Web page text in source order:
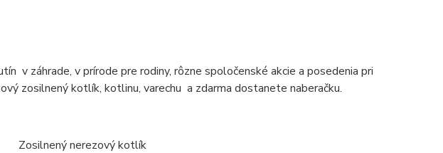
v záhrade, v prírode pre rodiny, rôzne spoločenské akcie a posedenia pri
zosilnený kotlík, kotlinu, varechu a zdarma dostanete naberačku.
Zosilnený nerezový kotlík